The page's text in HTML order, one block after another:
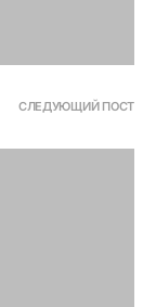
СЛЕДУЮЩИЙ ПОСТ